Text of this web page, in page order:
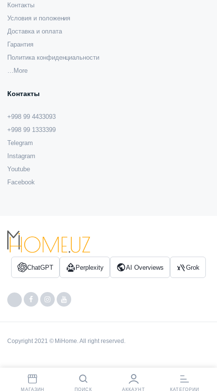
Контакты
Условия и положения
Доставка и оплата
Гарантия
Политика конфиденциальности
…More
Контакты
+998 99 4433093
+998 99 1333399
Telegram
Instagram
Youtube
Facebook
ChatGPT Perplexity AI Overviews Grok
Copyright 2021 © MiHome. All right reserved.
МАГАЗИН ПОИСК АККАУНТ КАТЕГОРИИ